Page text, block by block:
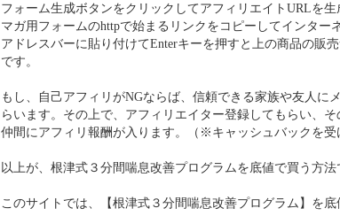
フォーム生成ボタンをクリックしてアフィリエイトURLを
マガ用フォームのhttpで始まるリンクをコピーしてインター
アドレスバーに貼り付けてEnterキーを押すと上の商品の販
です。
もし、自己アフィリがNGならば、信頼できる家族や友人に
らいます。その上で、アフィリエイター登録してもらい、
仲間にアフィリ報酬が入ります。（※キャッシュバックを受
以上が、根津式３分間喘息改善プログラムを底値で買う方法
このサイトでは、【根津式３分間喘息改善プログラム】を底